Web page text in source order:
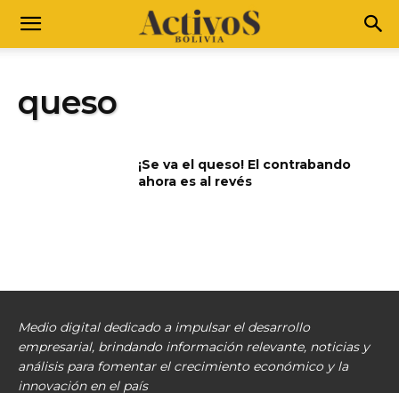
queso
¡Se va el queso! El contrabando
ahora es al revés
Medio digital dedicado a impulsar el desarrollo
empresarial, brindando información relevante, noticias y
análisis para fomentar el crecimiento económico y la
innovación en el país